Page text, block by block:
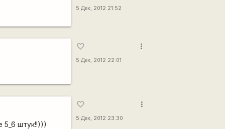
5 Дек, 2012 21:52
favorite_border
5 Дек, 2012 22:01
more_vert
5_6 штук!!)))
favorite_border
5 Дек, 2012 23:30
more_vert